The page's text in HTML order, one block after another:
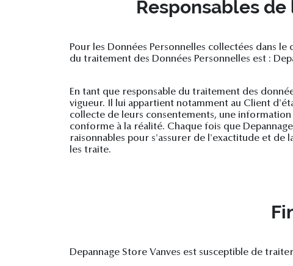
Responsables
Pour les Données Personnelles collectées dans
du traitement des Données Personnelles est :
En tant que responsable du traitement des
vigueur. Il lui appartient notamment au Client
collecte de leurs consentements, une
conforme à la réalité. Chaque fois que
raisonnables pour s'assurer de l'exactitude et de
les traite.
Depannage Store Vanves est susceptible de